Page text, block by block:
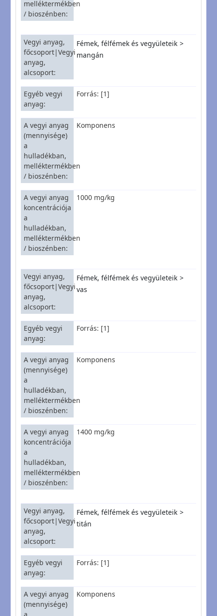
melléktermékben
/ bioszénben
Vegyi anyag,
főcsoport|Vegyi
anyag,
alcsoport
Fémek, félfémek és vegyületeik
mangán
Egyéb vegyi
anyag
Forrás: [1]
A vegyi anyag
(mennyisége)
a
hulladékban,
melléktermékben
/ bioszénben
Komponens
A vegyi anyag
koncentrációja
a
hulladékban,
melléktermékben
/ bioszénben
1000 mg/kg
Vegyi anyag,
főcsoport|Vegyi
anyag,
alcsoport
Fémek, félfémek és vegyületeik
vas
Egyéb vegyi
anyag
Forrás: [1]
A vegyi anyag
(mennyisége)
a
hulladékban,
melléktermékben
/ bioszénben
Komponens
A vegyi anyag
koncentrációja
a
hulladékban,
melléktermékben
/ bioszénben
1400 mg/kg
Vegyi anyag,
főcsoport|Vegyi
anyag,
alcsoport
Fémek, félfémek és vegyületeik
titán
Egyéb vegyi
anyag
Forrás: [1]
A vegyi anyag
(mennyisége)
Komponens